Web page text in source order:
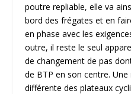
poutre repliable, elle va
bord des frégates et en
en phase avec les
outre, il reste le seul
de changement de pas
de BTP en son centre.
différente des plateaux